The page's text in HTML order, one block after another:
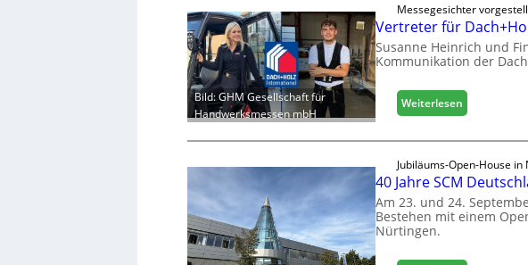
c
h
o
g
i
s
i
k
e
r
e
c
r
S
t
b
i
s
G
s
Bild: GHM Gesellschaft für
Handwerksmessen mbH
Messegesichter
Vertreter für
Susanne Heinrich und
Kommunikation der
Weiterlesen:
V
t
r
e
t
Jubiläums-Open-House in
40 Jahre SCM
Am 23. und 24.
Bestehen mit einem
Nürtingen.